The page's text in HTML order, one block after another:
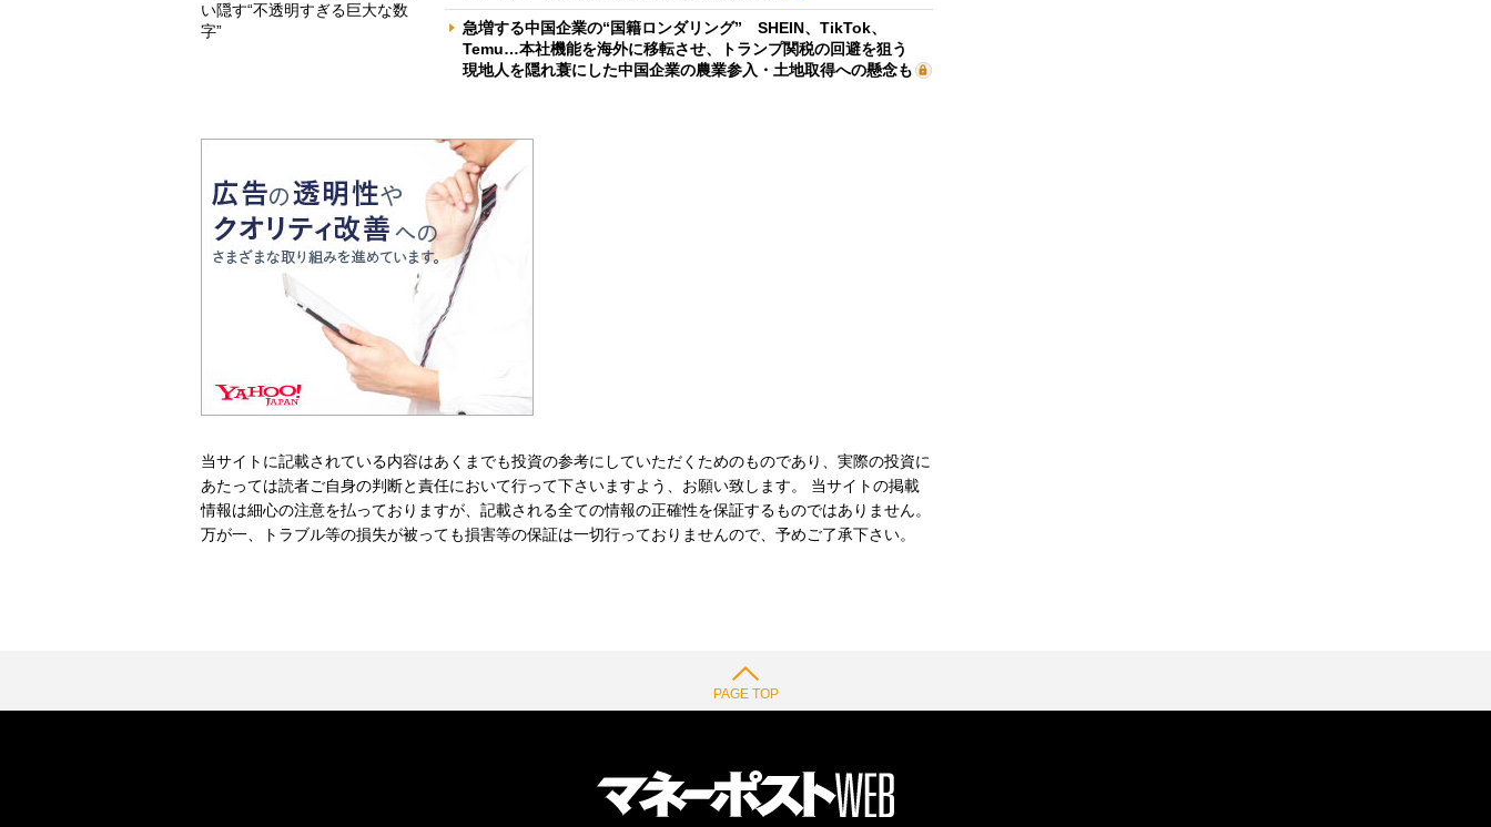
い隠す“不透明すぎる巨大な数
字”
急増する中国企業の“国籍ロンダリング” SHEIN、TikTok、
Temu…本社機能を海外に移転させ、トランプ関税の回避を狙う
現地人を隠れ蓑にした中国企業の農業参入・土地取得への懸念も
当サイトに記載されている内容はあくまでも投資の参考にしていただくためのものであり、実際の投資に
あたっては読者ご自身の判断と責任において行って下さいますよう、お願い致します。 当サイトの掲載
情報は細心の注意を払っておりますが、記載される全ての情報の正確性を保証するものではありません。
万が一、トラブル等の損失が被っても損害等の保証は一切行っておりませんので、予めご了承下さい。
PAGE TOP